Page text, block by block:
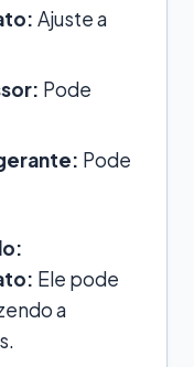
Ajuste a
Pode
Pode
Ele pode
a